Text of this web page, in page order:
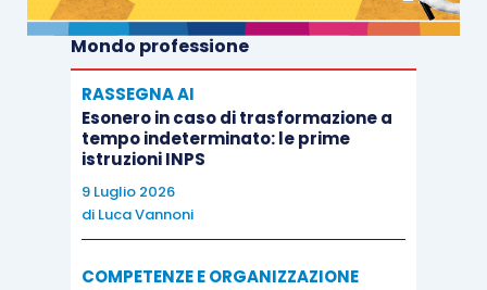
Mondo professione
RASSEGNA AI
Esonero in caso di trasformazione a
tempo indeterminato: le prime
istruzioni INPS
9 Luglio 2026
di Luca Vannoni
COMPETENZE E ORGANIZZAZIONE